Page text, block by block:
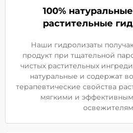
100%
растительные
Наши гидролизаты
продукт при тщательной
чистых растительных
натуральные и содержат
терапевтические свойства
мягкими и